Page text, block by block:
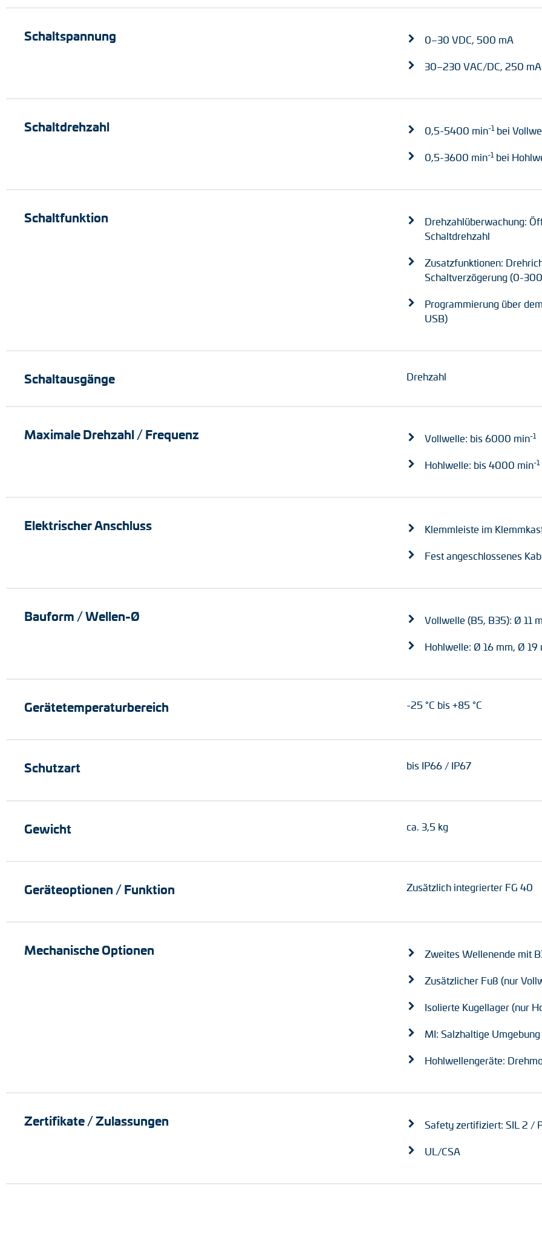
Schaltspannung 0–30 VDC, 500 mA
30–230 VAC/DC, 250 mA
Schaltdrehzahl 0,5-5400 min-1bei
0,5-3600 min-1bei
Schaltfunktion
Drehzahlüberwachung:
Schaltdrehzahl
Zusatzfunktionen:
Schaltverzögerung (0-
Programmierung über
USB)
Schaltausgänge Drehzahl
Maximale Drehzahl / Frequenz Vollwelle: bis 6000 min-1
Hohlwelle: bis 4000 min-1
Elektrischer Anschluss Klemmleiste im
Fest angeschlossenes
Bauform / Wellen-Ø Vollwelle (B5, B35): Ø 11
Hohlwelle: Ø 16 mm, Ø
Gerätetemperaturbereich -25 °C bis +85 °C
Schutzart bis IP66 / IP67
Gewicht ca. 3,5 kg
Geräteoptionen / Funktion Zusätzlich integrierter FG 40
Mechanische Optionen Zweites Wellenende mit
Zusätzlicher Fuß (nur
Isolierte Kugellager (nur
MI: Salzhaltige Umgebung
Hohlwellengeräte:
Zertifikate / Zulassungen Safety zertifiziert: SIL 2 /
UL/CSA